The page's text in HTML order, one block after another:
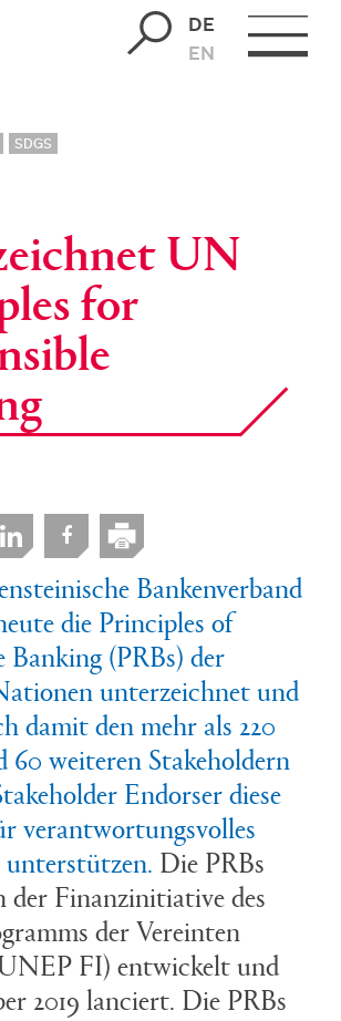
DE
EN
SDGS
UN
for
Bankenverband
die Principles of
Banking (PRBs) der
unterzeichnet und
damit den mehr als 220
60 weiteren Stakeholdern
Endorser diese
verantwortungsvolles
unterstützen. Die PRBs
der Finanzinitiative des
der Vereinten
FI) entwickelt und
2019 lanciert. Die PRBs